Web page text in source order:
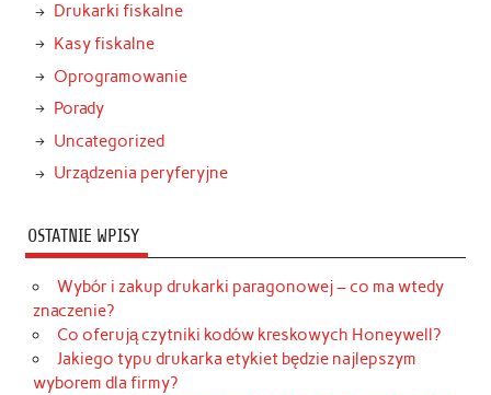
Drukarki fiskalne
Kasy fiskalne
Oprogramowanie
Porady
Uncategorized
Urządzenia peryferyjne
OSTATNIE WPISY
Wybór i zakup drukarki paragonowej – co ma wtedy
znaczenie?
Co oferują czytniki kodów kreskowych Honeywell?
Jakiego typu drukarka etykiet będzie najlepszym
wyborem dla firmy?